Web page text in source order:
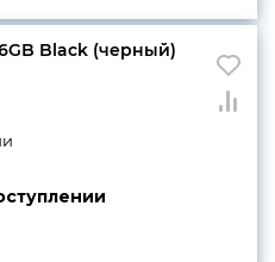
Black (черный)